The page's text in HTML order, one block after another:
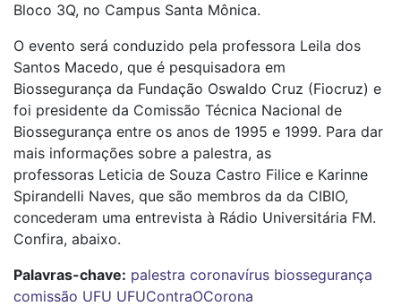
Bloco 3Q, no Campus Santa Mônica.
O evento será conduzido pela professora Leila dos
Santos Macedo, que é pesquisadora em
Biossegurança da Fundação Oswaldo Cruz (Fiocruz) e
foi presidente da Comissão Técnica Nacional de
Biossegurança entre os anos de 1995 e 1999. Para dar
mais informações sobre a palestra, as
professoras Leticia de Souza Castro Filice e Karinne
Spirandelli Naves, que são membros da da CIBIO,
concederam uma entrevista à Rádio Universitária FM.
Confira, abaixo.
Palavras-chave: palestra coronavírus biossegurança
comissão UFU UFUContraOCorona